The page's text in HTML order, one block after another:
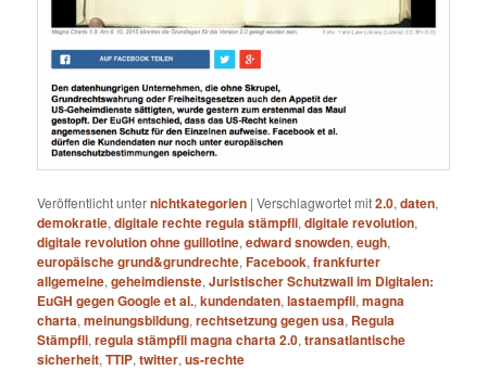
Veröffentlicht unternichtkategorien |Verschlagwortet mit2.0,daten,
demokratie,digitale rechte regula stämpfli,digitale revolution,
digitale revolution ohne guillotine,edward snowden,eugh,
europäische grund&grundrechte,Facebook,frankfurter
allgemeine,geheimdienste,Juristischer Schutzwall im Digitalen:
EuGH gegen Google et al.,kundendaten,lastaempfli,magna
charta,meinungsbildung,rechtsetzung gegen usa, Regula
Stämpfli,regula stämpfli magna charta 2.0,transatlantische
sicherheit,TTIP,twitter,us-rechte